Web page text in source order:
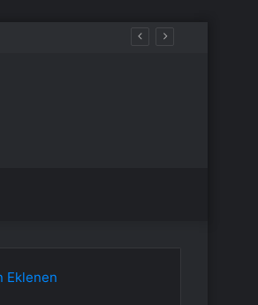
Eklenen